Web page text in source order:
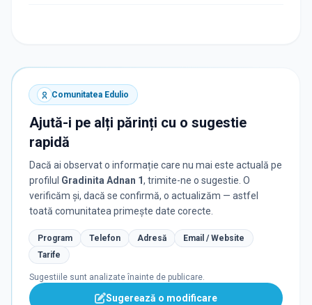
Comunitatea Edulio
Ajută-i pe alți părinți cu o sugestie
rapidă
Dacă ai observat o informație care nu mai este actuală pe
profilul Gradinita Adnan 1, trimite-ne o sugestie. O
verificăm și, dacă se confirmă, o actualizăm — astfel
toată comunitatea primește date corecte.
Program Telefon Adresă
Email / Website
Tarife
Sugestiile sunt analizate înainte de publicare.
Sugerează o modificare